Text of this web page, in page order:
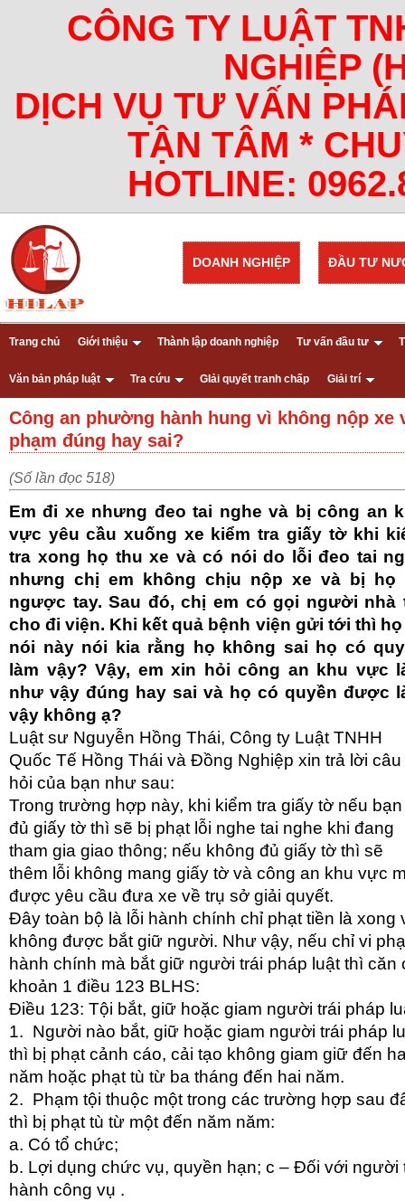
CÔNG TY LUẬT
NGHIỆP
DỊCH VỤ TƯ VẤN
TẬN TÂM *
HOTLINE:
ĐẦU TƯ
DOANH NGHIỆP
Trang chủ Giới thiệu Thành lập doanh nghiệp Tư vấn đầu tư
Văn bản pháp luật Tra cứu GIải quyết tranh chấp Giải trí
Công an phường hành hung vì không nộp xe
phạm đúng hay sai?
(Số lần đọc 518)
Em đi xe nhưng đeo tai nghe và bị công an
vực yêu cầu xuống xe kiểm tra giấy tờ khi
tra xong họ thu xe và có nói do lỗi đeo tai
nhưng chị em không chịu nộp xe và bị họ
ngược tay. Sau đó, chị em có gọi người nhà
cho đi viện. Khi kết quả bệnh viện gửi tới thì
nói này nói kia rằng họ không sai họ có
làm vậy? Vậy, em xin hỏi công an khu vực
như vậy đúng hay sai và họ có quyền được
vậy không ạ?
Luật sư Nguyễn Hồng Thái, Công ty Luật TNHH
Quốc Tế Hồng Thái và Đồng Nghiệp xin trả lời câu
hỏi của bạn như sau:
Trong trường hợp này, khi kiểm tra giấy tờ nếu bạn
đủ giấy tờ thì sẽ bị phạt lỗi nghe tai nghe khi đang
tham gia giao thông; nếu không đủ giấy tờ thì sẽ
thêm lỗi không mang giấy tờ và công an khu vực
được yêu cầu đưa xe về trụ sở giải quyết.
Đây toàn bộ là lỗi hành chính chỉ phạt tiền là xong
không được bắt giữ người. Như vậy, nếu chỉ vi
hành chính mà bắt giữ người trái pháp luật thì căn
khoản 1 điều 123 BLHS:
Điều 123: Tội bắt, giữ hoặc giam người trái pháp
1. Người nào bắt, giữ hoặc giam người trái pháp
thì bị phạt cảnh cáo, cải tạo không giam giữ đến
năm hoặc phạt tù từ ba tháng đến hai năm.
2. Phạm tội thuộc một trong các trường hợp sau
thì bị phạt tù từ một đến năm năm:
a. Có tổ chức;
b. Lợi dụng chức vụ, quyền hạn; c – Đối với người
hành công vụ .